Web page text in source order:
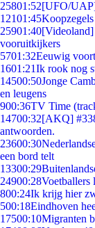
25801:52[UFO/
12101:45
25901:40
vooruitkijkers
5701:32Eeuwig
1601:21Ik rook nog
14500:50Jonge
en leugens
900:36TV Time
14700:32[AKQ]
antwoorden.
23600:30
een bord telt
13300:29
24900:28Voetballers
800:24Ik krijg hier
500:18Eindhoven
17500:10Migranten